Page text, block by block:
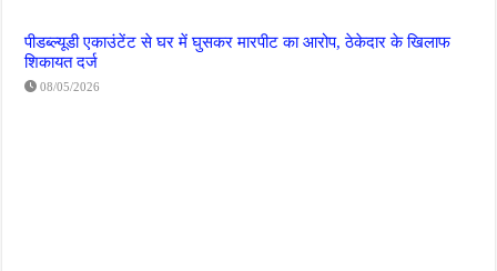
पीडब्ल्यूडी एकाउंटेंट से घर में घुसकर मारपीट का आरोप, ठेकेदार के खिलाफ
शिकायत दर्ज
08/05/2026